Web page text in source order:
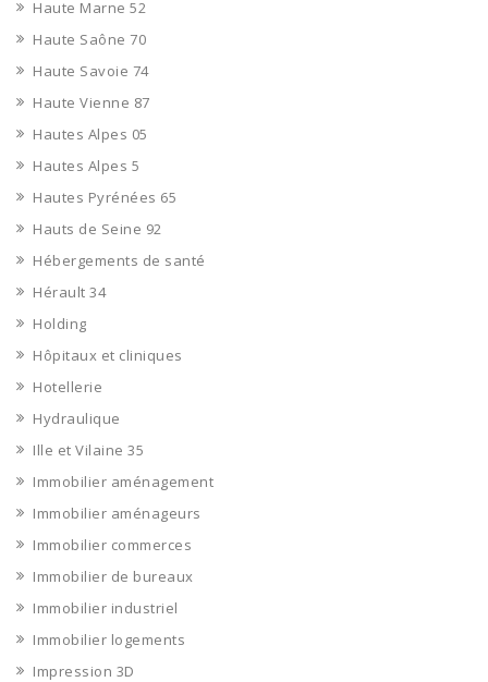
Haute Marne 52
Haute Saône 70
Haute Savoie 74
Haute Vienne 87
Hautes Alpes 05
Hautes Alpes 5
Hautes Pyrénées 65
Hauts de Seine 92
Hébergements de santé
Hérault 34
Holding
Hôpitaux et cliniques
Hotellerie
Hydraulique
Ille et Vilaine 35
Immobilier aménagement
Immobilier aménageurs
Immobilier commerces
Immobilier de bureaux
Immobilier industriel
Immobilier logements
Impression 3D